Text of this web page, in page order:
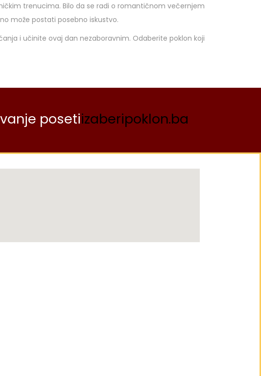
trenucima. Bilo da se radi o romantičnom večernjem
može postati posebno iskustvo.
i učinite ovaj dan nezaboravnim. Odaberite poklon koji
posetiizaberipoklon.ba